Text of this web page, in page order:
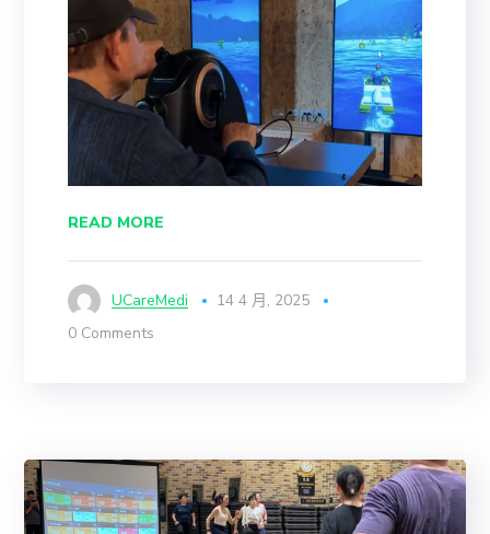
READ MORE
UCareMedi
14 4 月, 2025
0 Comments